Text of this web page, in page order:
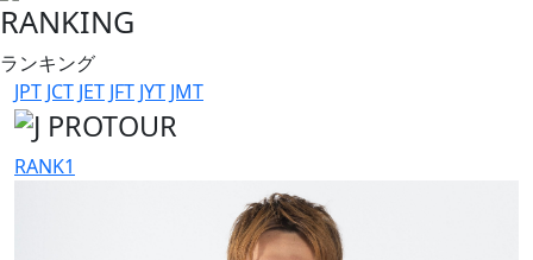
RANKING
ランキング
JPT JCT JET JFT JYT JMT
RANK1